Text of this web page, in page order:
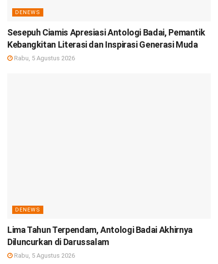
DENEWS
Sesepuh Ciamis Apresiasi Antologi Badai, Pemantik
Kebangkitan Literasi dan Inspirasi Generasi Muda
Rabu, 5 Agustus 2026
DENEWS
Lima Tahun Terpendam, Antologi Badai Akhirnya
Diluncurkan di Darussalam
Rabu, 5 Agustus 2026